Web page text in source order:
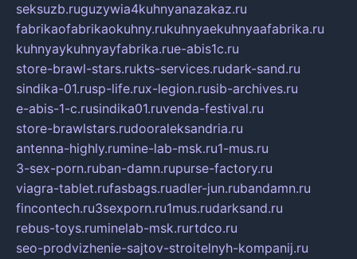
seksuzb.ruguzywia4kuhnyanazakaz.ru
fabrikaofabrikaokuhny.rukuhnyaekuhnyaafabrika.ru
kuhnyaykuhnyayfabrika.rue-abis1c.ru
store-brawl-stars.rukts-services.rudark-sand.ru
sindika-01.rusp-life.rux-legion.rusib-archives.ru
e-abis-1-c.rusindika01.ruvenda-festival.ru
store-brawlstars.rudooraleksandria.ru
antenna-highly.rumine-lab-msk.ru1-mus.ru
3-sex-porn.ruban-damn.rupurse-factory.ru
viagra-tablet.rufasbags.ruadler-jun.rubandamn.ru
fincontech.ru3sexporn.ru1mus.rudarksand.ru
rebus-toys.ruminelab-msk.rurtdco.ru
seo-prodvizhenie-sajtov-stroitelnyh-kompanij.ru